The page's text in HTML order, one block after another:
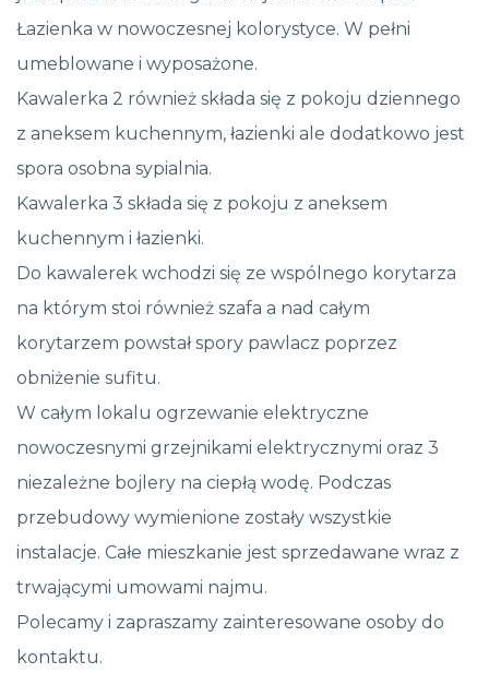
Łazienka w nowoczesnej kolorystyce. W pełni
umeblowane i wyposażone.
Kawalerka 2 również składa się z pokoju dziennego
z aneksem kuchennym, łazienki ale dodatkowo jest
spora osobna sypialnia.
Kawalerka 3 składa się z pokoju z aneksem
kuchennym i łazienki.
Do kawalerek wchodzi się ze wspólnego korytarza
na którym stoi również szafa a nad całym
korytarzem powstał spory pawlacz poprzez
obniżenie sufitu.
W całym lokalu ogrzewanie elektryczne
nowoczesnymi grzejnikami elektrycznymi oraz 3
niezależne bojlery na ciepłą wodę. Podczas
przebudowy wymienione zostały wszystkie
instalacje. Całe mieszkanie jest sprzedawane wraz z
trwającymi umowami najmu.
Polecamy i zapraszamy zainteresowane osoby do
kontaktu.